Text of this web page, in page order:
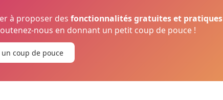
à proposer desfonctionnalités gratuites et pratiques
nous en donnant un petit coup de pouce !
un coup de pouce